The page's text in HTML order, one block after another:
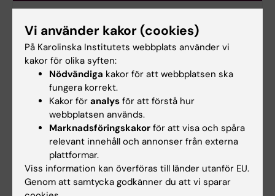
Kursvärdring samt kursanalys
Kursvärderingen är en del av Karolinska
Institutets kvalitetsledningssystem och
genomförs enligt de riktlinjer som är
fastställda av Kommittén för utbildning på
grundnivå och avancerad nivå.
Kursutvärderingar
Vi använder kakor (cookies)
På Karolinska Institutets webbplats använder vi
kakor för olika syften:
Nödvändiga kakor för att webbplatsen ska
fungera korrekt.
Kakor för analys för att förstå hur
webbplatsen används.
Marknadsföringskakor för att visa och spåra
relevant innehåll och annonser från externa
plattformar.
Viss information kan överföras till länder utanför EU.
Genom att samtycka godkänner du att vi sparar